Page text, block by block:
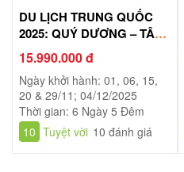
DU LỊCH TRUNG QUỐC
2025: QUÝ DƯƠNG – TÂY
GIANG – XÍCH THUỶ –
TRÙNG KHÁNH – NO
SHOPPING
15.990.000 đ
Ngày khởi hành: 01, 06, 15,
20 & 29/11; 04/12/2025
Thời gian: 6 Ngày 5 Đêm
10 Tuyệt vời 10 đánh giá